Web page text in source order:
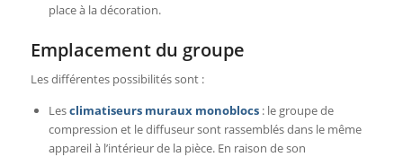
place à la décoration.
Emplacement du groupe
Les différentes possibilités sont :
Lesclimatiseurs muraux monoblocs: le groupe de
compression et le diffuseur sont rassemblés dans le même
appareil à l’intérieur de la pièce. En raison de son